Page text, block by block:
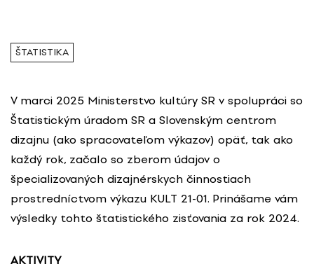
ŠTATISTIKA
V marci 2025 Ministerstvo kultúry SR v spolupráci so
Štatistickým úradom SR a Slovenským centrom
dizajnu (ako spracovateľom výkazov) opäť, tak ako
každý rok, začalo so zberom údajov o
špecializovaných dizajnérskych činnostiach
prostredníctvom výkazu KULT 21-01. Prinášame vám
výsledky tohto štatistického zisťovania za rok 2024.
AKTIVITY